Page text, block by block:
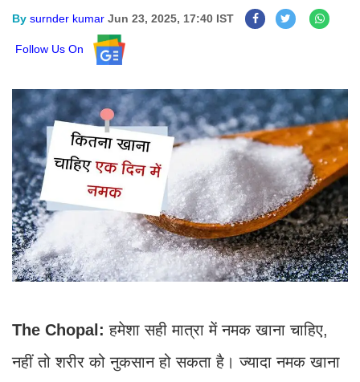
By surnder kumar Jun 23, 2025, 17:40 IST
Follow Us On
The Chopal:हमेशा सही मात्रा में नमक खाना चाहिए,
नहीं तो शरीर को नुकसान हो सकता है। ज्यादा नमक खाना